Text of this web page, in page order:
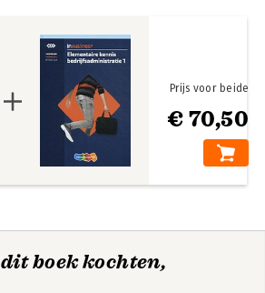
€ 70,50
Prijs voor beide
boek kochten,